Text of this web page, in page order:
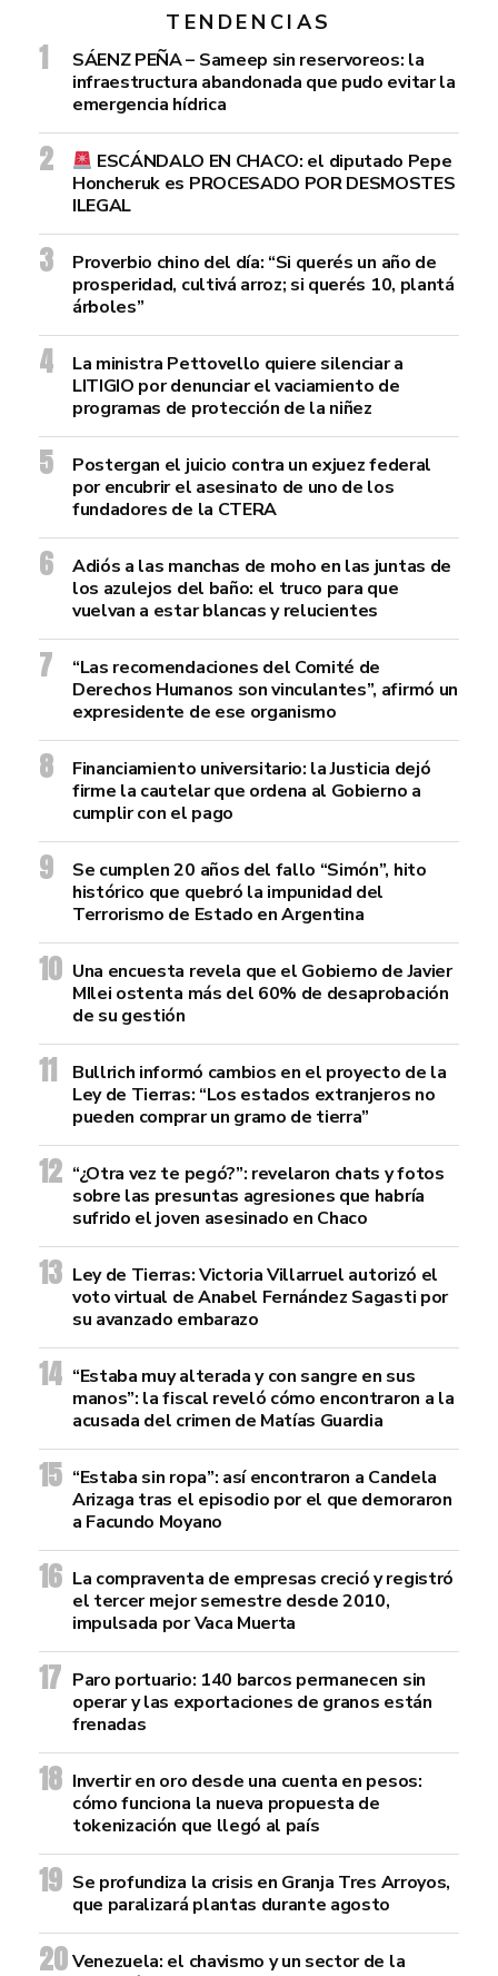
TENDENCIAS
SÁENZ PEÑA – Sameep sin reservoreos: la
infraestructura abandonada que pudo evitar la
emergencia hídrica
ESCÁNDALO EN CHACO: el diputado Pepe
Honcheruk es PROCESADO POR DESMOSTES
ILEGAL
Proverbio chino del día: “Si querés un año de
prosperidad, cultivá arroz; si querés 10, plantá
árboles”
La ministra Pettovello quiere silenciar a
LITIGIO por denunciar el vaciamiento de
programas de protección de la niñez
Postergan el juicio contra un exjuez federal
por encubrir el asesinato de uno de los
fundadores de la CTERA
Adiós a las manchas de moho en las juntas de
los azulejos del baño: el truco para que
vuelvan a estar blancas y relucientes
“Las recomendaciones del Comité de
Derechos Humanos son vinculantes”, afirmó un
expresidente de ese organismo
Financiamiento universitario: la Justicia dejó
firme la cautelar que ordena al Gobierno a
cumplir con el pago
Se cumplen 20 años del fallo “Simón”, hito
histórico que quebró la impunidad del
Terrorismo de Estado en Argentina
Una encuesta revela que el Gobierno de Javier
MIlei ostenta más del 60% de desaprobación
de su gestión
Bullrich informó cambios en el proyecto de la
Ley de Tierras: “Los estados extranjeros no
pueden comprar un gramo de tierra”
“¿Otra vez te pegó?”: revelaron chats y fotos
sobre las presuntas agresiones que habría
sufrido el joven asesinado en Chaco
Ley de Tierras: Victoria Villarruel autorizó el
voto virtual de Anabel Fernández Sagasti por
su avanzado embarazo
“Estaba muy alterada y con sangre en sus
manos”: la fiscal reveló cómo encontraron a la
acusada del crimen de Matías Guardia
“Estaba sin ropa”: así encontraron a Candela
Arizaga tras el episodio por el que demoraron
a Facundo Moyano
La compraventa de empresas creció y registró
el tercer mejor semestre desde 2010,
impulsada por Vaca Muerta
Paro portuario: 140 barcos permanecen sin
operar y las exportaciones de granos están
frenadas
Invertir en oro desde una cuenta en pesos:
cómo funciona la nueva propuesta de
tokenización que llegó al país
Se profundiza la crisis en Granja Tres Arroyos,
que paralizará plantas durante agosto
Venezuela: el chavismo y un sector de la